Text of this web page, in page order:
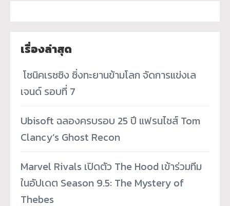
เรื่องล่าสุด
­ โซนิคเรซซิง ซิ่งทะยานข้ามโลก จัดการแข่งเล
เจนด์ รอบที่ 7
Ubisoft ฉลองครบรอบ 25 ปี แฟรนไชส์ Tom
Clancy’s Ghost Recon
Marvel Rivals เปิดตัว The Hood เข้าร่วมทีม
ในอัปเดต Season 9.5: The Mystery of
Thebes